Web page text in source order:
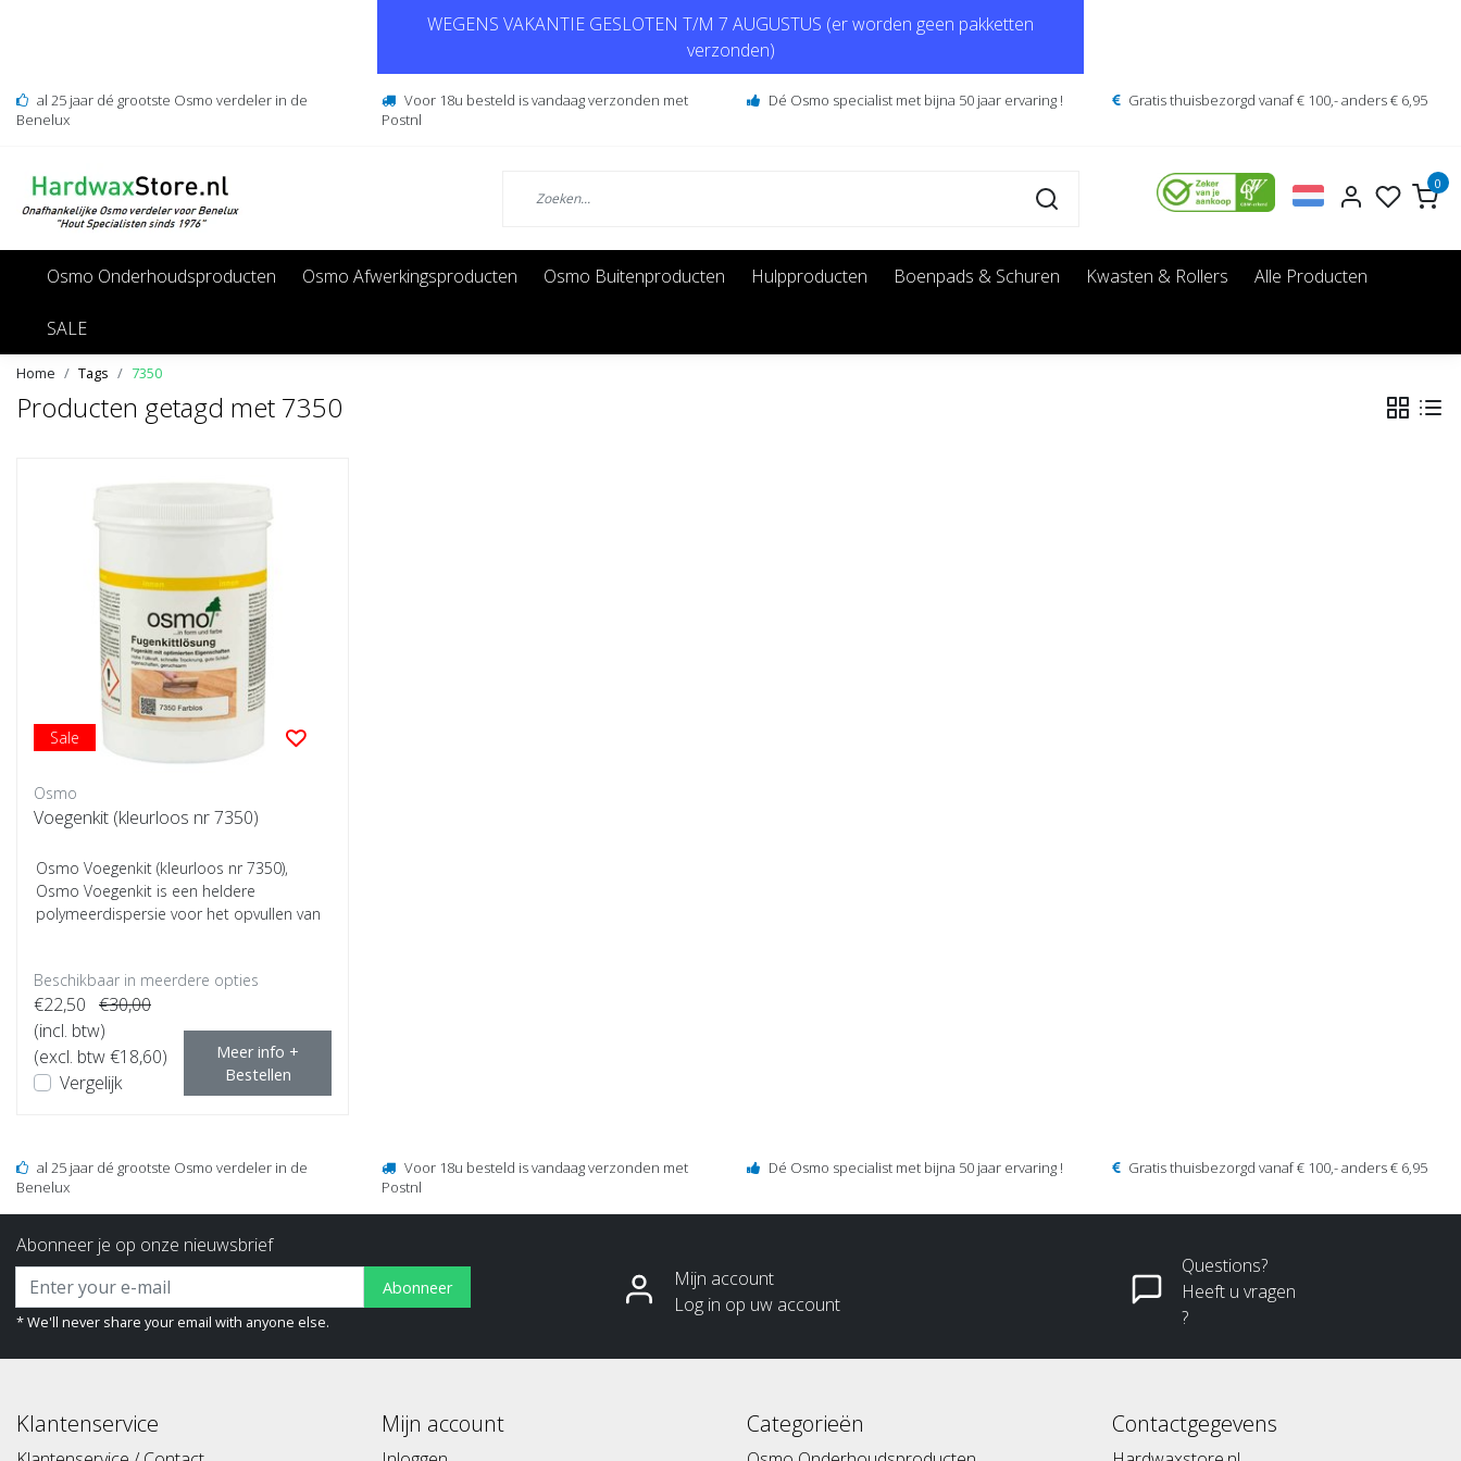
WEGENS VAKANTIE GESLOTEN T/M 7 AUGUSTUS (er worden geen pakketten
verzonden)
al 25 jaar dé grootste Osmo verdeler in de
Benelux
Voor 18u besteld is vandaag verzonden met
Postnl
Dé Osmo specialist met bijna 50 jaar ervaring ! Gratis thuisbezorgd vanaf € 100,- anders € 6,95
0
Osmo Onderhoudsproducten Osmo Afwerkingsproducten Osmo Buitenproducten Hulpproducten Boenpads & Schuren Kwasten & Rollers Alle Producten
SALE
Home Tags 7350
Producten getagd met 7350
Sale
Osmo
Voegenkit (kleurloos nr 7350)
Osmo Voegenkit (kleurloos nr 7350),
Osmo Voegenkit is een heldere
polymeerdispersie voor het opvullen van
Beschikbaar in meerdere opties
€22,50 €30,00
(incl. btw)
(excl. btw €18,60)
Vergelijk
Meer info +
Bestellen
al 25 jaar dé grootste Osmo verdeler in de
Benelux
Voor 18u besteld is vandaag verzonden met
Postnl
Dé Osmo specialist met bijna 50 jaar ervaring ! Gratis thuisbezorgd vanaf € 100,- anders € 6,95
Abonneer je op onze nieuwsbrief
Abonneer
* We'll never share your email with anyone else.
Mijn account
Log in op uw account
Questions?
Heeft u vragen
?
Klantenservice Mijn account Categorieën Contactgegevens